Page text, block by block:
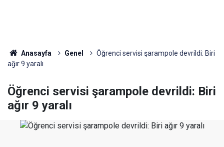
Anasayfa Genel
Öğrenci servisi şarampole devrildi: Biri
ağır 9 yaralı
Öğrenci servisi şarampole devrildi: Biri
ağır 9 yaralı